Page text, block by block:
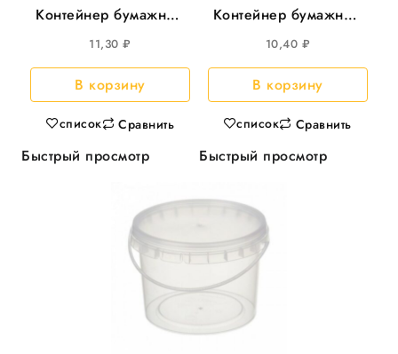
Контейнер бумажный
(Чайна-бокс) 1000мл
д/лапши 25шт/уп
500шт/кор
11,30₽
В корзину
список Сравнить
Быстрый просмотр
Контейнер бумажный
(Чайна-бокс) 500мл
д/лапши Белый
35шт/уп 420шт/кор
10,40 ₽
В корзину
список Сравнить
Быстрый просмотр